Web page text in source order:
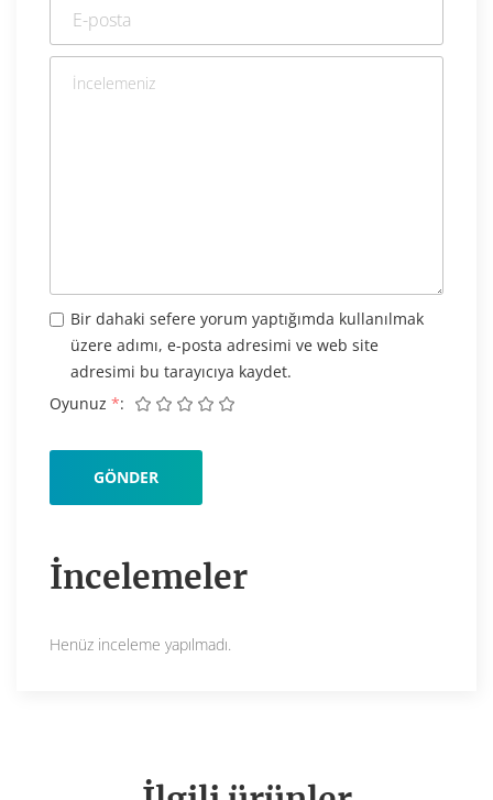
İncelemeler
Henüz inceleme yapılmadı.
Oyunuz *
Bir dahaki sefere yorum yaptığımda kullanılmak
üzere adımı, e-posta adresimi ve web site
adresimi bu tarayıcıya kaydet.